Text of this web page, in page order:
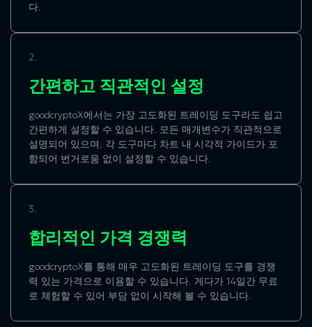
다.
2.
간편하고 직관적인 설정
goodcryptoX에서는 가장 고도화된 트레이딩 도구라도 쉽고
간편하게 설정할 수 있습니다. 모든 매개변수가 직관적으로
설명되어 있으며, 각 도구마다 차트 내 시각적 가이드가 포
함되어 번거로움 없이 설정할 수 있습니다.
3.
합리적인 가격 경쟁력
goodcryptoX를 통해 매우 고도화된 트레이딩 도구를 경쟁
력 있는 가격으로 이용할 수 있습니다. 게다가 14일간 무료
로 체험할 수 있어 부담 없이 시작해 볼 수 있습니다.